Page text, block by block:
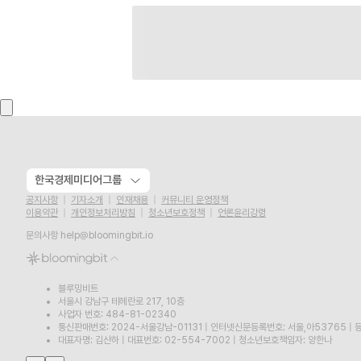
한국경제미디어그룹
공지사항 기자소개 인재채용
커뮤니티 운영정책
이용약관
개인정보처리방침 청소년보호정책
언론윤리강령
문의사항 help@bloomingbit.io
블루밍비트
서울시 강남구 테헤란로 217, 10층
사업자 번호: 484-81-02340
통신판매번호: 2024-서울강남-01131
인터넷신문등록번호: 서울,아53765
대표자명: 김산하
대표번호: 02-554-7002 청소년보호책임자: 양한나